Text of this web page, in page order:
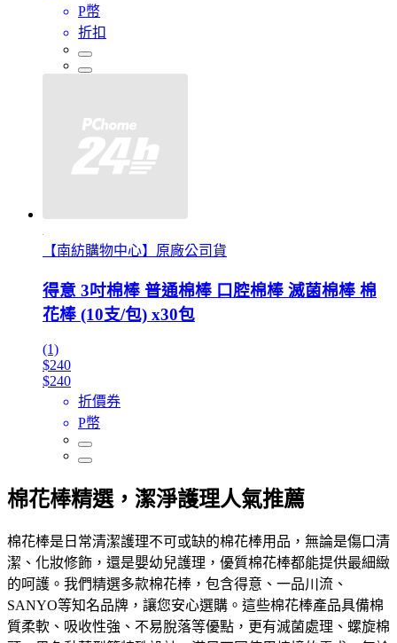
P幣
折扣
【南紡購物中心】原廠公司貨
得意 3吋棉棒 普通棉棒 口腔棉棒 滅菌棉棒 棉
花棒 (10支/包) x30包
(1)
$240
$240
折價券
P幣
棉花棒精選，潔淨護理人氣推薦
棉花棒是日常清潔護理不可或缺的棉花棒用品，無論是傷口清
潔、化妝修飾，還是嬰幼兒護理，優質棉花棒都能提供最細緻
的呵護。我們精選多款棉花棒，包含得意、一品川流、
SANYO等知名品牌，讓您安心選購。這些棉花棒產品具備棉
質柔軟、吸收性強、不易脫落等優點，更有滅菌處理、螺旋棉